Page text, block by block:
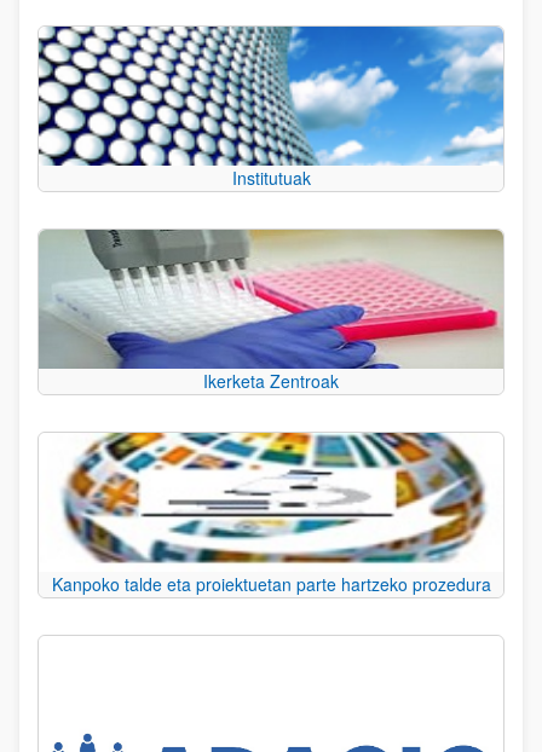
Institutuak
Ikerketa Zentroak
Kanpoko talde eta proiektuetan parte hartzeko prozedura